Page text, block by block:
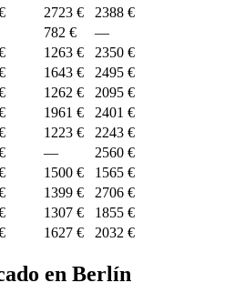
2723 €
2388 €
782 €
—
1263 €
2350 €
1643 €
2495 €
1262 €
2095 €
1961 €
2401 €
1223 €
2243 €
—
2560 €
1500 €
1565 €
1399 €
2706 €
1307 €
1855 €
1627 € 2032 €
en Berlín